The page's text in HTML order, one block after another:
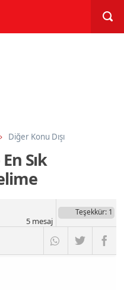
Diğer Konu Dışı
Sık
Teşekkür: 1
5mesaj